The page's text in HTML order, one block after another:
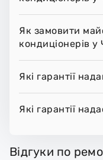
Як замовити
кондиціонерів у
Які гарантії
Які гарантії
Відгуки по